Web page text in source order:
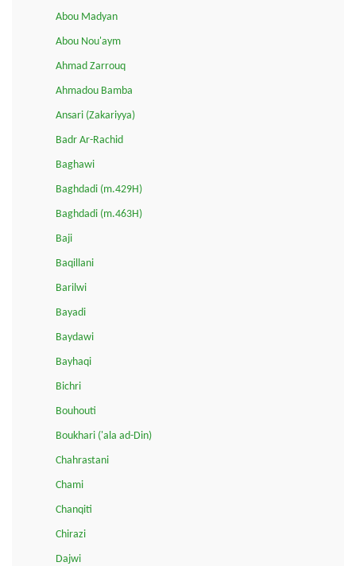
Abou Madyan
Abou Nou'aym
Ahmad Zarrouq
Ahmadou Bamba
Ansari (Zakariyya)
Badr Ar-Rachid
Baghawi
Baghdadi (m.429H)
Baghdadi (m.463H)
Baji
Baqillani
Barilwi
Bayadi
Baydawi
Bayhaqi
Bichri
Bouhouti
Boukhari ('ala ad-Din)
Chahrastani
Chami
Chanqiti
Chirazi
Dajwi